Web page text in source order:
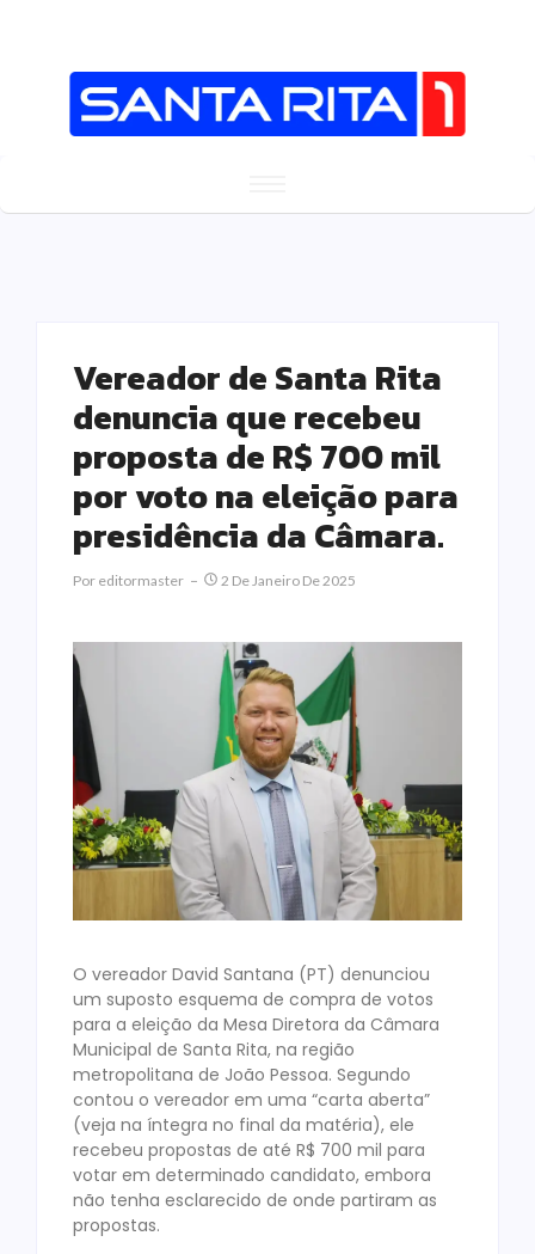
Vereador de Santa Rita
denuncia que recebeu
proposta de R$ 700 mil
por voto na eleição para
presidência da Câmara.
Por Editormaster 2 De Janeiro De 2025
O vereador David Santana (PT) denunciou
um suposto esquema de compra de votos
para a eleição da Mesa Diretora da Câmara
Municipal de Santa Rita, na região
metropolitana de João Pessoa. Segundo
contou o vereador em uma “carta aberta”
(veja na íntegra no final da matéria), ele
recebeu propostas de até R$ 700 mil para
votar em determinado candidato, embora
não tenha esclarecido de onde partiram as
propostas.